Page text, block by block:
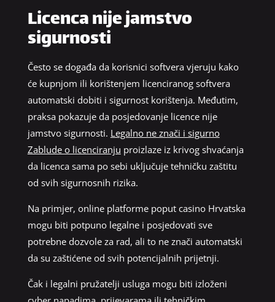
Licenca nije jamstvo
sigurnosti
Često se događa da korisnici softvera vjeruju kako
će kupnjom ili korištenjem licenciranog softvera
automatski dobiti i sigurnost korištenja. Međutim,
praksa pokazuje da posjedovanje licence nije
jamstvo sigurnosti. Legalno ne znači i sigurno
Zablude o licenciranju proizlaze iz krivog shvaćanja
da licenca sama po sebi uključuje tehničku zaštitu
od svih sigurnosnih rizika.
Na primjer, online platforme poput casino Hrvatska
mogu biti potpuno legalne i posjedovati sve
potrebne dozvole za rad, ali to ne znači automatski
da su zaštićene od svih potencijalnih prijetnji.
Čak i legalni pružatelji usluga mogu biti izloženi